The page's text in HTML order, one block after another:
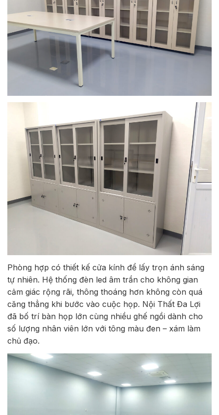
Phòng hợp có thiết kế cửa kính để lấy trọn ánh sáng
tự nhiên. Hệ thống đèn led âm trần cho không gian
cảm giác rộng rãi, thông thoáng hơn không còn quá
căng thẳng khi bước vào cuộc họp. Nội Thất Đa Lợi
đã bố trí bàn họp lớn cùng nhiều ghế ngồi dành cho
số lượng nhân viên lớn với tông màu đen – xám làm
chủ đạo.